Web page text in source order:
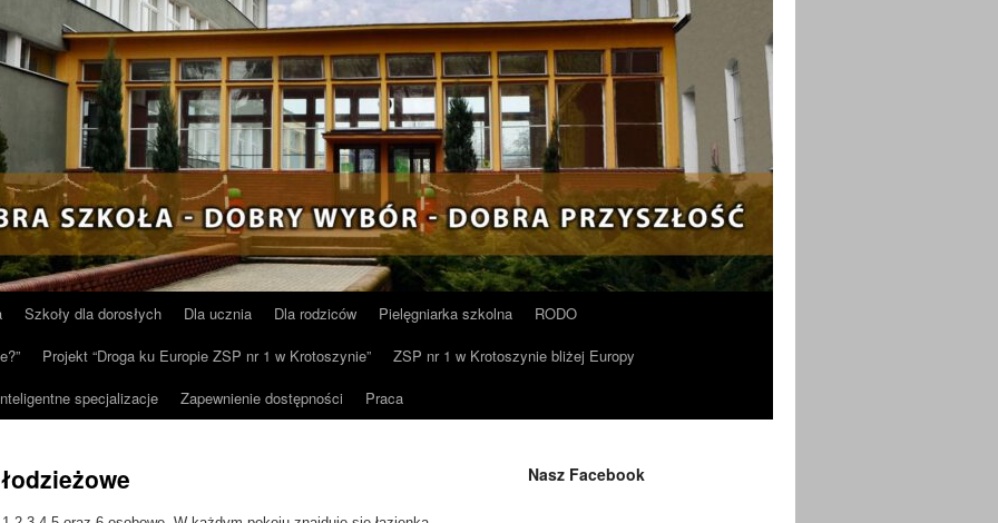
Szkoły dla dorosłych Dla ucznia Dla rodziców Pielęgniarka szkolna
RODO
Projekt “Droga ku Europie ZSP nr 1 w Krotoszynie”
ZSP nr 1 w Krotoszynie bliżej Europy
specjalizacje Zapewnienie dostępności Praca
Nasz Facebook